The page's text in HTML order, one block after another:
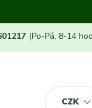
CZK
(Po-Pá, 8-14